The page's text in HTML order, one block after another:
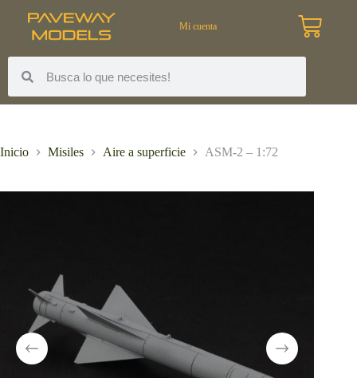
Mi cuenta
Inicio Misiles Aire a superficie ASM-2 – 1:72